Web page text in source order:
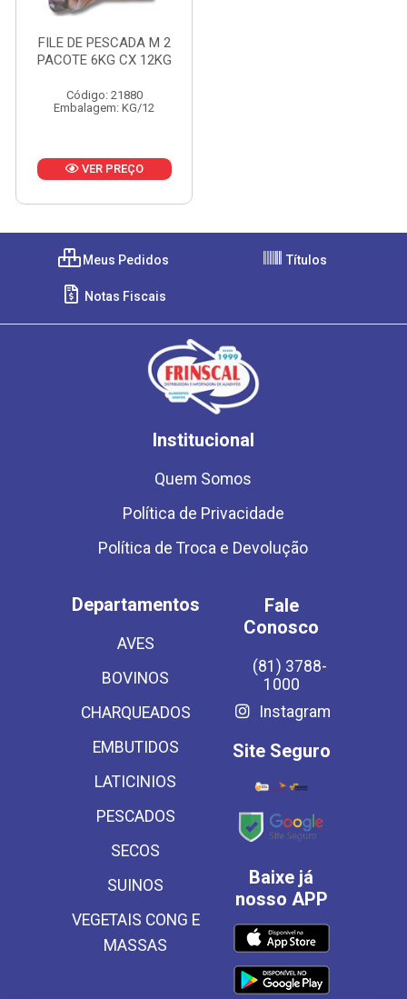
FILE DE PESCADA M 2
PACOTE 6KG CX 12KG
Código: 21880
Embalagem: KG/12
VER PREÇO
Meus Pedidos Títulos
Notas Fiscais
Institucional
Quem Somos
Política de Privacidade
Política de Troca e Devolução
Departamentos
AVES
BOVINOS
CHARQUEADOS
EMBUTIDOS
LATICINIOS
PESCADOS
SECOS
SUINOS
VEGETAIS CONG E
MASSAS
Fale
Conosco
(81) 3788-
1000
Instagram
Site Seguro
Baixe já
nosso APP